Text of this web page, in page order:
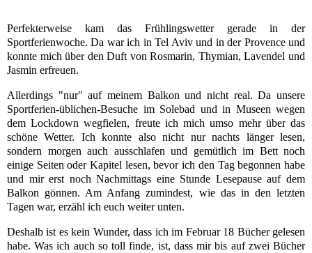
Perfekterweise kam das Frühlingswetter gerade in der
Sportferienwoche. Da war ich in Tel Aviv und in der Provence und
konnte mich über den Duft von Rosmarin, Thymian, Lavendel und
Jasmin erfreuen.
Allerdings "nur" auf meinem Balkon und nicht real. Da unsere
Sportferien-üblichen-Besuche im Solebad und in Museen wegen
dem Lockdown wegfielen, freute ich mich umso mehr über das
schöne Wetter. Ich konnte also nicht nur nachts länger lesen,
sondern morgen auch ausschlafen und gemütlich im Bett noch
einige Seiten oder Kapitel lesen, bevor ich den Tag begonnen habe
und mir erst noch Nachmittags eine Stunde Lesepause auf dem
Balkon gönnen. Am Anfang zumindest, wie das in den letzten
Tagen war, erzähl ich euch weiter unten.
Deshalb ist es kein Wunder, dass ich im Februar 18 Bücher gelesen
habe. Was ich auch so toll finde, ist, dass mir bis auf zwei Bücher